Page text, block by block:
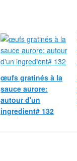
œufs gratinés à la
sauce aurore:
autour d'un
ingredient# 132